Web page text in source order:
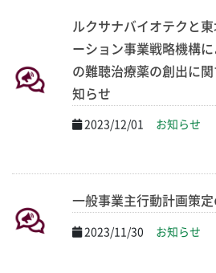
ルクサナバイオテクと
ーション事業戦略機構
の難聴治療薬の創出に
知らせ
2023/12/01 お知らせ
一般事業主行動計画策
2023/11/30 お知らせ